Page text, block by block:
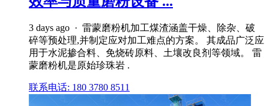
3 days ago · 雷蒙磨粉机加工煤渣涵盖干燥、除杂、破
碎等预处理,并制定应对加工难点的方案。 其成品广泛应
用于水泥掺合料、免烧砖原料、土壤改良剂等领域。 雷
蒙磨粉机是原始珍珠岩 .
联系电话: 180 3780 8511